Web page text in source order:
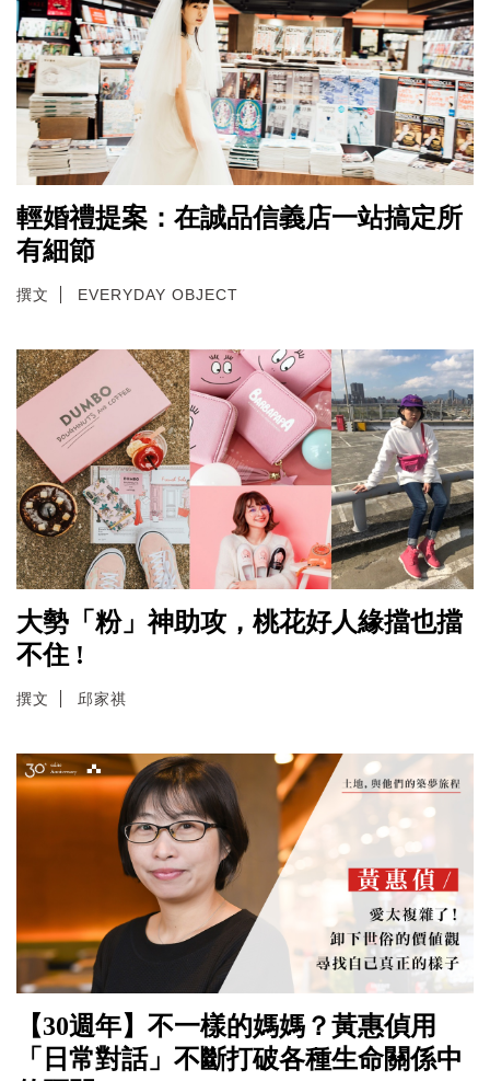
輕婚禮提案：在誠品信義店一站搞定所
有細節
撰文 EVERYDAY OBJECT
大勢「粉」神助攻，桃花好人緣擋也擋
不住 !
撰文 邱家祺
【30週年】不一樣的媽媽？黃惠偵用
「日常對話」不斷打破各種生命關係中